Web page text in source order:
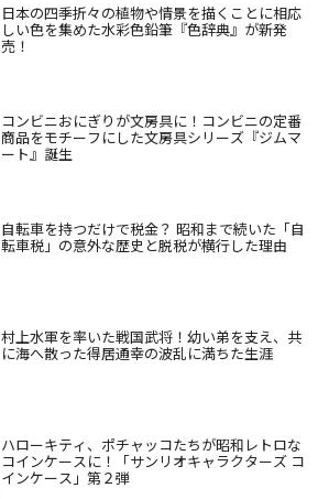
日本の四季折々の植物や情景を描くことに相応
しい色を集めた水彩色鉛筆『色辞典』が新発
売！
コンビニおにぎりが文房具に！コンビニの定番
商品をモチーフにした文房具シリーズ『ジムマ
ート』誕生
自転車を持つだけで税金？ 昭和まで続いた「自
転車税」の意外な歴史と脱税が横行した理由
村上水軍を率いた戦国武将！幼い弟を支え、共
に海へ散った得居通幸の波乱に満ちた生涯
ハローキティ、ポチャッコたちが昭和レトロな
コインケースに！「サンリオキャラクターズ コ
インケース」第２弾